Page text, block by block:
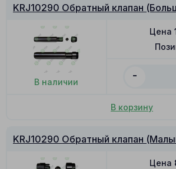
KRJ10290 Обратный клапан
В наличии
Цена
-
В корзину
KRJ10290 Обратный клапан
Цена